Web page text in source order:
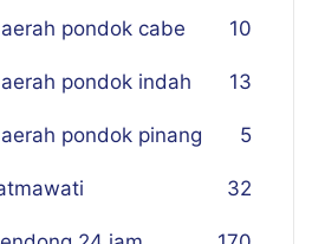
pondok cabe 10
pondok indah 13
pondok pinang 5
32